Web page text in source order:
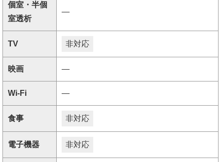
個室・半個
室透析
―
TV 非対応
映画 ―
Wi-Fi ―
食事 非対応
電子機器 非対応